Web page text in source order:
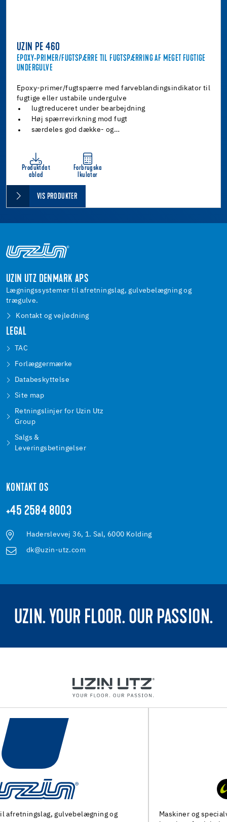
UZIN PE 460
EPOXY-PRIMER/FUGTSPÆRRE TIL FUGTSPÆRRING AF MEGET FUGTIGE
UNDERGULVE
Epoxy-primer/fugtspærre med farveblandingsindikator til
fugtige eller ustabile undergulve
lugtreduceret under bearbejdning
Høj spærrevirkning mod fugt
særdeles god dække- og…
Produktdat
ablad
Forbrugska
lkulator
VIS PRODUKTER
UZIN UTZ DENMARK APS
Lægningssystemer til afretningslag, gulvebelægning og
trægulve.
Kontakt og vejledning
LEGAL
TAC
Forlæggermærke
Databeskyttelse
Site map
Retningslinjer for Uzin Utz
Group
Salgs &
Leveringsbetingelser
KONTAKT OS
+45 2584 8003
Haderslevvej 36, 1. Sal, 6000 Kolding
dk@uzin-utz.com
UZIN. YOUR FLOOR. OUR PASSION.
Maskiner og specialværktøj til forberedelse af undergulv og